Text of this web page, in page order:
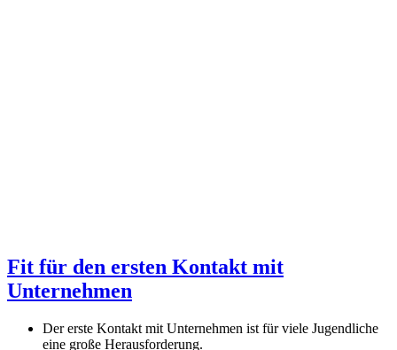
Fit für den ersten Kontakt mit
Unternehmen
Der erste Kontakt mit Unternehmen ist für viele Jugendliche
eine große Herausforderung.